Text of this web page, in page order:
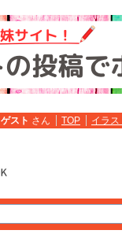
ゲスト さん TOP イラス